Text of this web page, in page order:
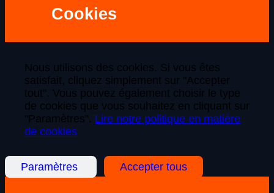
Cookies
Nous utilisons des cookies. Si vous êtes
satisfait, cliquez simplement sur "Accepter
tout". Vous pouvez également choisir le type
de cookies que vous souhaitez en cliquant sur
"Paramètres". Lire notre politique en matière
de cookies
Paramètres Accepter tous